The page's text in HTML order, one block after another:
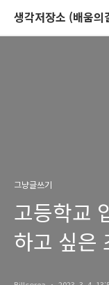
그냥글쓰기
고등학교
하고 싶은